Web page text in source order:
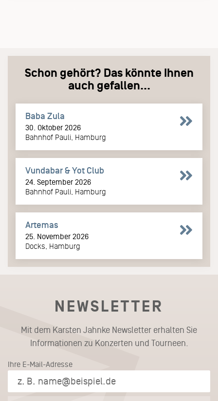
Schon gehört? Das könnte Ihnen
auch gefallen...
Baba Zula
30. Oktober 2026
Bahnhof Pauli, Hamburg
Vundabar & Yot Club
24. September 2026
Bahnhof Pauli, Hamburg
Artemas
25. November 2026
Docks, Hamburg
NEWSLETTER
Mit dem Karsten Jahnke Newsletter erhalten Sie
Informationen zu Konzerten und Tourneen.
Ihre E-Mail-Adresse